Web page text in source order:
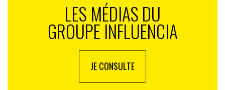
LES MÉDIAS DU
GROUPE INFLUENCIA
JE CONSULTE